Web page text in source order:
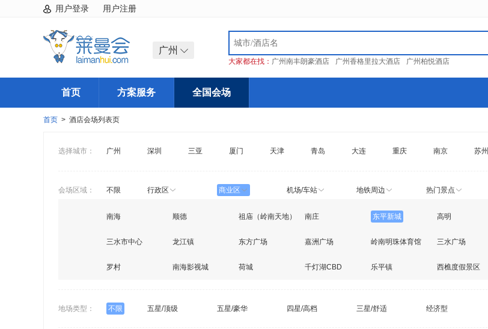
用户登录 用户注册
广州
大家都在找： 广州南丰朗豪酒店 广州香格里拉大酒店 广州柏悦酒店
首页 方案服务 全国会场
首页 > 酒店会场列表页
选择城市： 广州 深圳 三亚 厦门 天津 青岛 大连 重庆 南京 苏州
会场区域： 不限 行政区 商业区 机场/车站 地铁周边 热门景点
南海 顺德 祖庙（岭南天地） 南庄 东平新城 高明
三水市中心 龙江镇 东方广场 嘉洲广场 岭南明珠体育馆 三水广场
罗村 南海影视城 荷城 千灯湖CBD 乐平镇 西樵度假景区
地场类型： 不限 五星/顶级 五星/豪华 四星/高档 三星/舒适 经济型